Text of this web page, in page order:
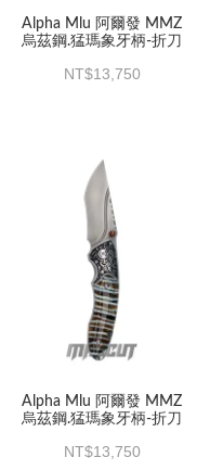
Alpha Mlu 阿爾發 MMZ
烏茲鋼.猛瑪象牙柄-折刀
13,750
Alpha Mlu 阿爾發 MMZ
烏茲鋼.猛瑪象牙柄-折刀
13,750